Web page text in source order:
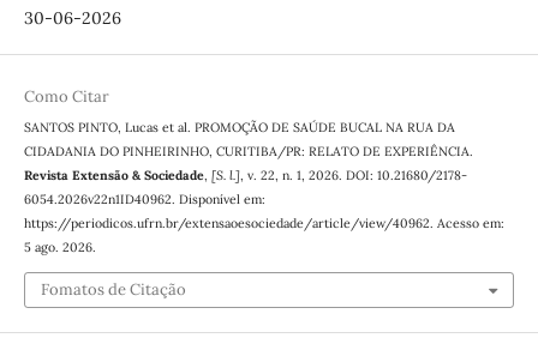
30-06-2026
Como Citar
SANTOS PINTO, Lucas et al. PROMOÇÃO DE SAÚDE BUCAL NA RUA DA
CIDADANIA DO PINHEIRINHO, CURITIBA/PR: RELATO DE EXPERIÊNCIA.
Revista Extensão & Sociedade, [S. l.], v. 22, n. 1, 2026. DOI: 10.21680/2178-
6054.2026v22n1ID40962. Disponível em:
https://periodicos.ufrn.br/extensaoesociedade/article/view/40962. Acesso em:
5 ago. 2026.
Fomatos de Citação